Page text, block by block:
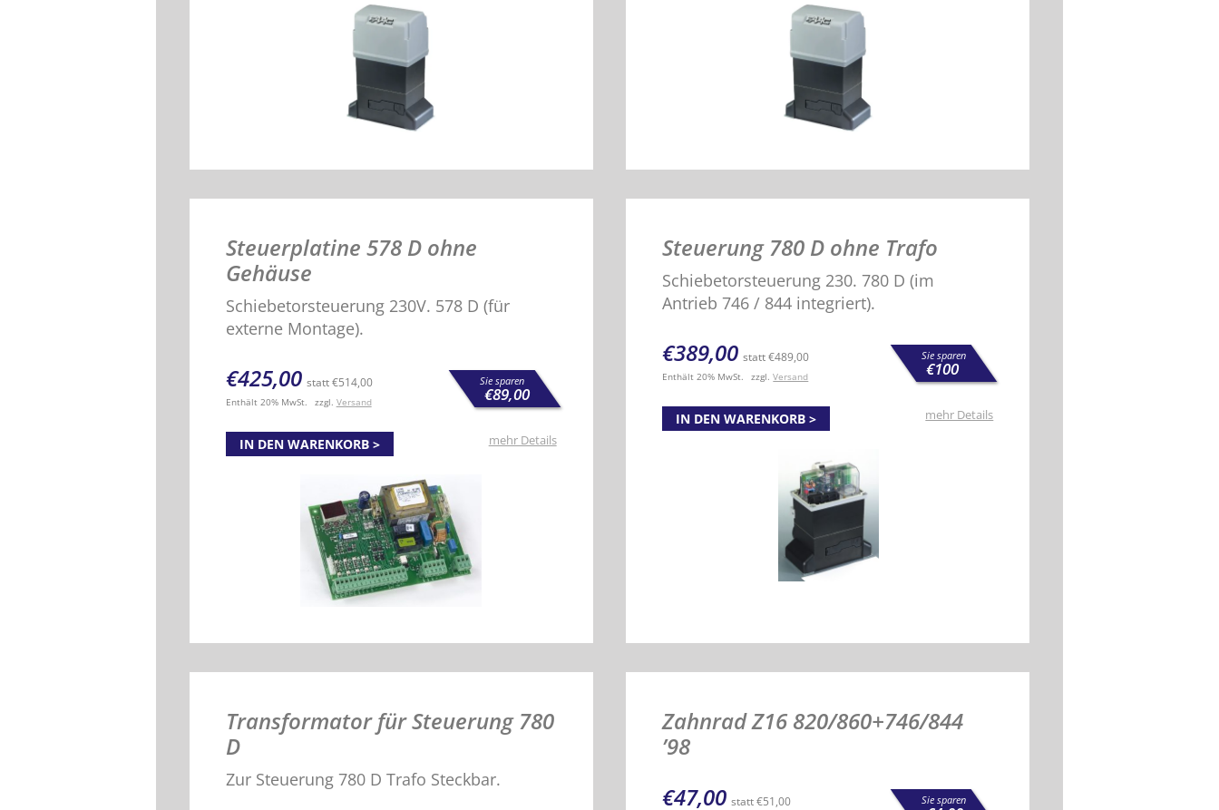
Steuerplatine 578 D ohne
Gehäuse
Schiebetorsteuerung 230V. 578 D (für
externe Montage).
€425,00 statt€514,00
Enthält 20% MwSt. zzgl. Versand
Sie sparen
€89,00
IN DEN WARENKORB mehr Details
Steuerung 780 D ohne Trafo
Schiebetorsteuerung 230. 780 D (im
Antrieb 746 / 844 integriert).
€389,00 statt€489,00
Enthält 20% MwSt. zzgl.Versand
Sie sparen
€100
IN DEN WARENKORB mehr Details
Transformator für Steuerung 780
D
Zur Steuerung 780 D Trafo Steckbar.
Zahnrad Z16 820/860+746/844
’98
€47,00 statt€51,00 Sie sparen